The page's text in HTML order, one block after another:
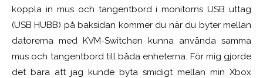
koppla in mus och tangentbord i monitorns USB uttag
(USB HUBB) på baksidan kommer du när du byter mellan
datorerna med KVM-Switchen kunna använda samma
mus och tangentbord till båda enheterna. För mig gjorde
det bara att jag kunde byta smidigt mellan min Xbox